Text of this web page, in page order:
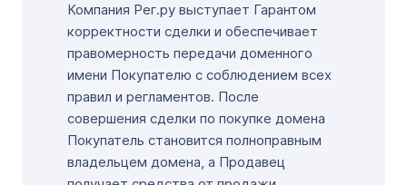
Компания Рег.ру выступает Гарантом
корректности сделки и обеспечивает
правомерность передачи доменного
имени Покупателю с соблюдением всех
правил и регламентов. После
совершения сделки по покупке домена
Покупатель становится полноправным
владельцем домена, а Продавец